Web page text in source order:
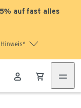
auf fast alles
Hinweis*